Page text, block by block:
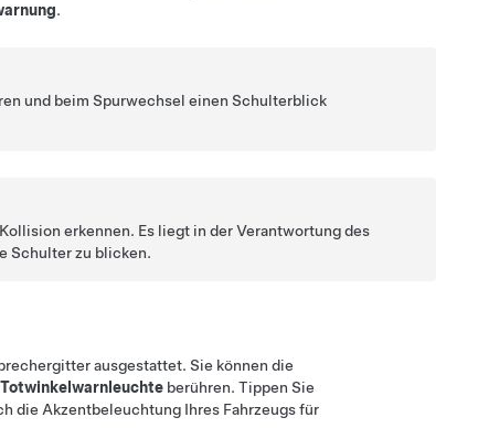
.
und beim Spurwechsel einen Schulterblick
erkennen. Es liegt in der Verantwortung des
Schulter zu blicken.
ausgestattet. Sie können die
Totwinkelwarnleuchte berühren. Tippen Sie
die Akzentbeleuchtung Ihres Fahrzeugs für